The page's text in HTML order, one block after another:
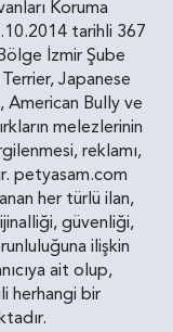
Koruma
tarihli 367
İzmir Şube
Japanese
Bully ve
melezlerinin
reklamı,
petyasam.com
her türlü ilan,
güvenliği,
ilişkin
ait olup,
herhangi bir